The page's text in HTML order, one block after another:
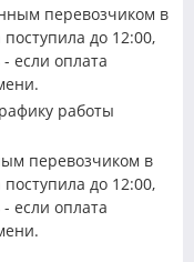
перевозчиком в
до 12:00,
если оплата
работы
перевозчиком в
до 12:00,
если оплата